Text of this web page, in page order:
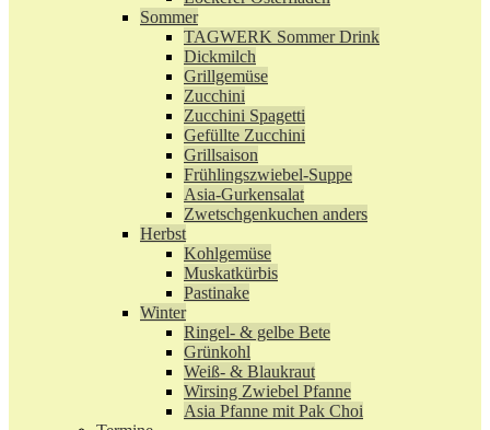
Sommer
TAGWERK Sommer Drink
Dickmilch
Grillgemüse
Zucchini
Zucchini Spagetti
Gefüllte Zucchini
Grillsaison
Frühlingszwiebel-Suppe
Asia-Gurkensalat
Zwetschgenkuchen anders
Herbst
Kohlgemüse
Muskatkürbis
Pastinake
Winter
Ringel- & gelbe Bete
Grünkohl
Weiß- & Blaukraut
Wirsing Zwiebel Pfanne
Asia Pfanne mit Pak Choi